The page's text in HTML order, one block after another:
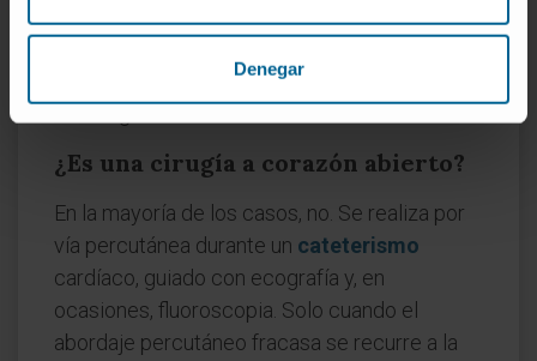
Denegar
también se realiza en niños mayores y en
refractaria, como técnica paliativa para
¿Es una cirugía a corazón abierto?
En la mayoría de los casos, no. Se realiza por
vía percutánea durante un cateterismo
cardíaco, guiado con ecografía y, en
ocasiones, fluoroscopia. Solo cuando el
abordaje percutáneo fracasa se recurre a la